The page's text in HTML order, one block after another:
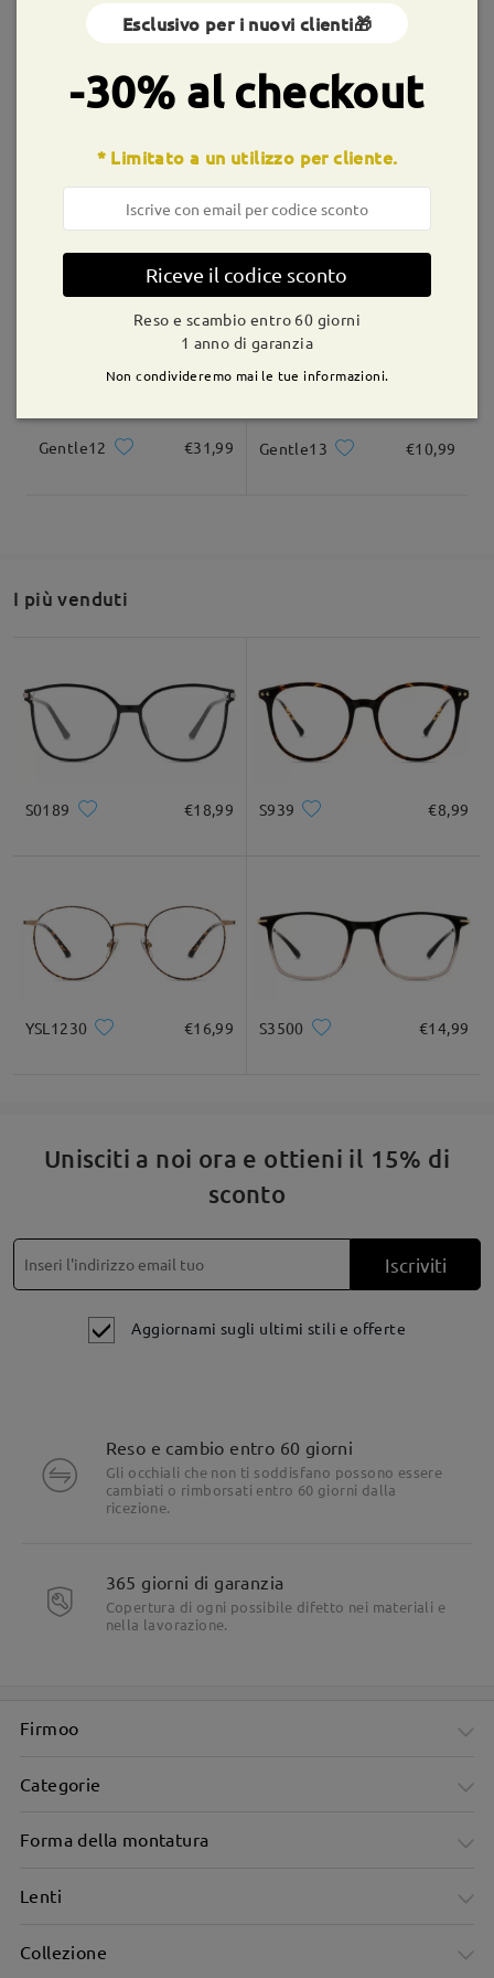
9-21 giorni lavorativi
dettagli
Consegnato
Montature simili
UL28454 €16,99 Gentle14 €16,99
Gentle12 €31,99 Gentle13 €10,99
I più venduti
S0189 €18,99 S939 €8,99
YSL1230 €16,99 S3500 €14,99
Unisciti a noi ora e ottieni il 15% di
sconto
Iscriviti
Aggiornami sugli ultimi stili e offerte
Reso e cambio entro 60 giorni
Gli occhiali che non ti soddisfano possono essere
cambiati o rimborsati entro 60 giorni dalla
ricezione.
365 giorni di garanzia
Copertura di ogni possibile difetto nei materiali e
nella lavorazione.
Firmoo
Categorie
Forma della montatura
Lenti
Collezione
Esclusivo per i nuovi clienti🎁
-30% al checkout
* Limitato a un utilizzo per cliente.
Riceve il codice sconto
Reso e scambio entro 60 giorni
1 anno di garanzia
Non condivideremo mai le tue informazioni.